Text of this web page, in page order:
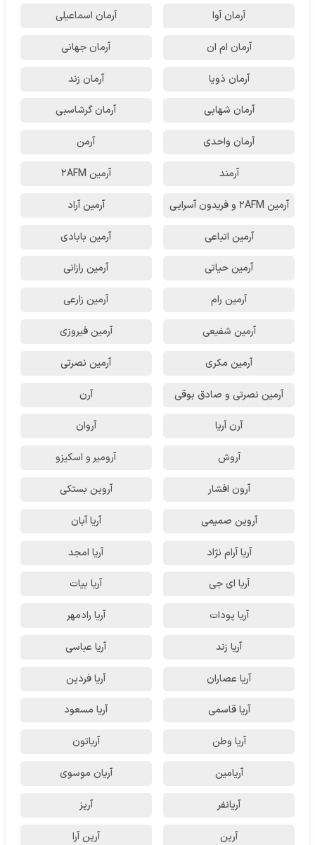
آرمان آوا آرمان اسماعیلی
آرمان ام ان آرمان جهانی
آرمان ذویا آرمان زند
آرمان شهابی آرمان گرشاسبی
آرمان واحدی آرمن
آرمند آرمین 2AFM
آرمین 2AFM و فریدون آسرایی آرمین آراد
آرمین اتباعی آرمین بابادی
آرمین حیاتی آرمین رازانی
آرمین رام آرمین زارعی
آرمین شفیعی آرمین فیروزی
آرمین مکری آرمین نصرتی
آرمین نصرتی و صادق بوقی آرن
آرن آریا آروان
آروش آرومیر و اسکیزو
آرون افشار آروین بستکی
آروین صمیمی آریا آبان
آریا آرام نژاد آریا امجد
آریا ای جی آریا بیات
آریا پودات آریا رادمهر
آریا زند آریا عباسی
آریا عصاران آریا فردین
آریا قاسمی آریا مسعود
آریا وطن آریاتون
آریامین آریان موسوی
آریانفر آریز
آرین آرین آرا